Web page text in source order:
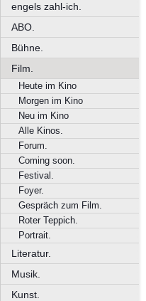
engels zahl-ich.
ABO.
Bühne.
Film.
Heute im Kino
Morgen im Kino
Neu im Kino
Alle Kinos.
Forum.
Coming soon.
Festival.
Foyer.
Gespräch zum Film.
Roter Teppich.
Portrait.
Literatur.
Musik.
Kunst.